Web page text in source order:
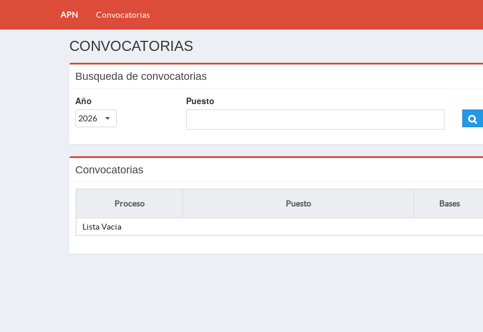
APN Convocatorias
CONVOCATORIAS
Busqueda de convocatorias
Año
2026
Puesto
Convocatorias
Proceso Puesto Bases
Lista Vacia